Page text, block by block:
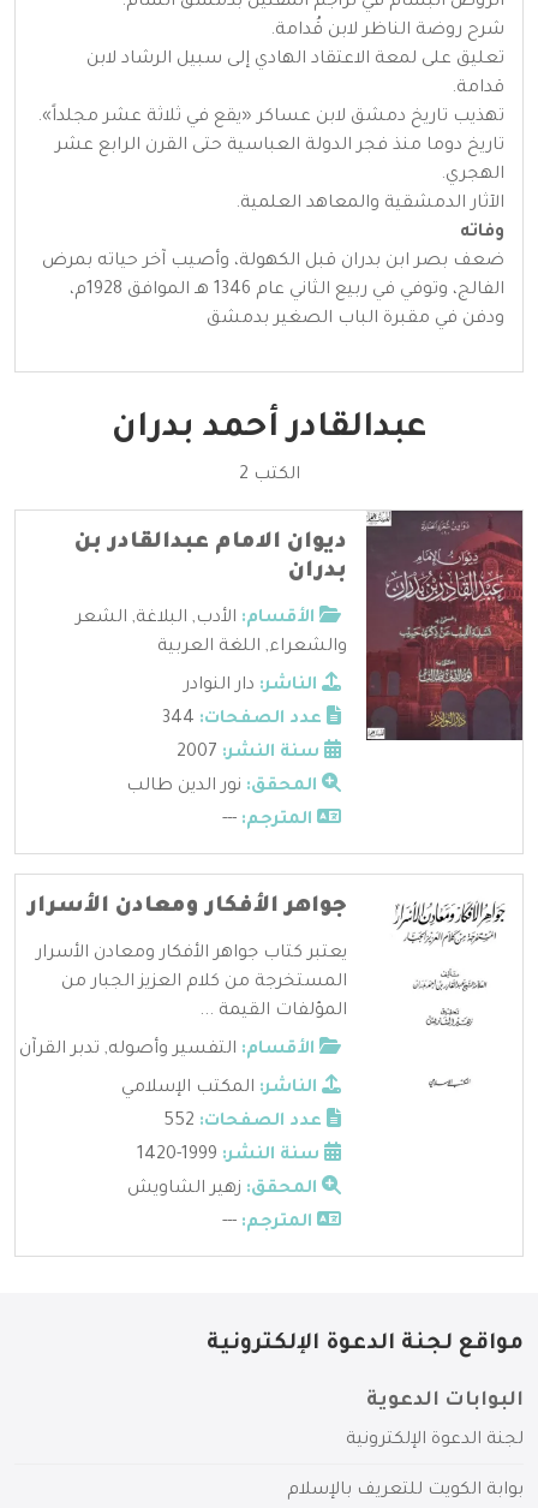
شرح روضة الناظر لابن قُدامة.
تعليق على لمعة الاعتقاد الهادي إلى سبيل الرشاد لابن
قدامة.
تهذيب تاريخ دمشق لابن عساكر «يقع في ثلاثة عشر مجلداً».
تاريخ دوما منذ فجر الدولة العباسية حتى القرن الرابع عشر
الهجري.
الآثار الدمشقية والمعاهد العلمية.
وفاته
ضعف بصر ابن بدران قبل الكهولة، وأصيب آخر حياته بمرض
الفالج، وتوفي في ربيع الثاني عام 1346 هـ الموافق 1928م،
ودفن في مقبرة الباب الصغير بدمشق
عبدالقادر أحمد بدران
الكتب 2
ديوان الامام عبدالقادر بن
بدران
الأقسام: الأدب, البلاغة, الشعر
والشعراء, اللغة العربية
الناشر: دار النوادر
عدد الصفحات:
سنة النشر:
المحقق: نور الدين طالب
المترجم: ---
جواهر الأفكار ومعادن الأسرار
يعتبر كتاب جواهر الأفكار ومعادن الأسرار
المستخرجة من كلام العزيز الجبار من
المؤلفات القيمة ...
الأقسام: التفسير وأصوله, تدبر القرآن
الناشر: المكتب الإسلامي
عدد الصفحات:
سنة النشر:
المحقق: زهير الشاويش
المترجم: ---
مواقع لجنة الدعوة الإلكترونية
البوابات الدعوية
لجنة الدعوة الإلكترونية
بوابة الكويت للتعريف بالإسلام